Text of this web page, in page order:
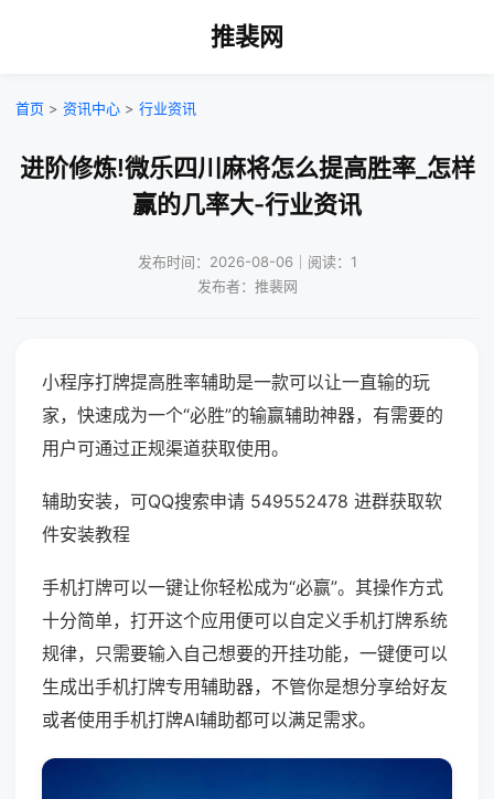
推裴网
首页 > 资讯中心 > 行业资讯
进阶修炼!微乐四川麻将怎么提高胜率_怎样
赢的几率大-行业资讯
发布时间：2026-08-06｜阅读：1
发布者：推裴网
小程序打牌提高胜率辅助是一款可以让一直输的玩
家，快速成为一个“必胜”的输赢辅助神器，有需要的
用户可通过正规渠道获取使用。
辅助安装，可QQ搜索申请 549552478 进群获取软
件安装教程
手机打牌可以一键让你轻松成为“必赢”。其操作方式
十分简单，打开这个应用便可以自定义手机打牌系统
规律，只需要输入自己想要的开挂功能，一键便可以
生成出手机打牌专用辅助器，不管你是想分享给好友
或者使用手机打牌AI辅助都可以满足需求。